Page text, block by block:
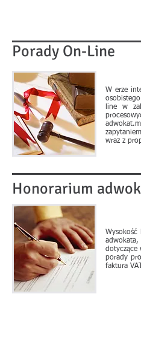
Porady On-Line
W erze
line w
wraz z
Honorarium
Wysokość
dotyczące
porady
faktura